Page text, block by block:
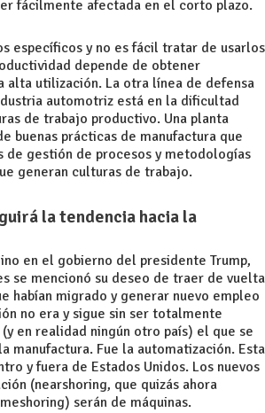
fácilmente afectada en el corto plazo.
específicos y no es fácil tratar de usarlos
depende de obtener
alta utilización. La otra línea de defensa
automotriz está en la dificultad
de trabajo productivo. Una planta
buenas prácticas de manufactura que
de gestión de procesos y metodologías
generan culturas de trabajo.
la tendencia hacia la
en el gobierno del presidente Trump,
se mencionó su deseo de traer de vuelta
habían migrado y generar nuevo empleo
no era y sigue sin ser totalmente
en realidad ningún otro país) el que se
manufactura. Fue la automatización. Esta
y fuera de Estados Unidos. Los nuevos
(nearshoring, que quizás ahora
serán de máquinas.